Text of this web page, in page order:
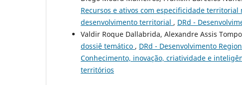
Recursos e ativos com especificidade
desenvolvimento territorial , DRd -
Valdir Roque Dallabrida, Alexandre Assis
dossiê temático , DRd - Desenvolvimento
Conhecimento, inovação, criatividade e
territórios